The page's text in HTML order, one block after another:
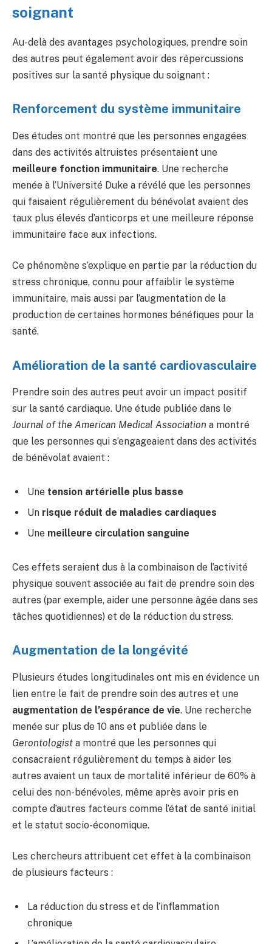
soignant
Au-delà des avantages psychologiques, prendre soin
des autres peut également avoir des répercussions
positives sur la santé physique du soignant :
Renforcement du système immunitaire
Des études ont montré que les personnes engagées
dans des activités altruistes présentaient une
meilleure fonction immunitaire. Une recherche
menée à l’Université Duke a révélé que les personnes
qui faisaient régulièrement du bénévolat avaient des
taux plus élevés d’anticorps et une meilleure réponse
immunitaire face aux infections.
Ce phénomène s’explique en partie par la réduction du
stress chronique, connu pour affaiblir le système
immunitaire, mais aussi par l’augmentation de la
production de certaines hormones bénéfiques pour la
santé.
Amélioration de la santé cardiovasculaire
Prendre soin des autres peut avoir un impact positif
sur la santé cardiaque. Une étude publiée dans le
Journal of the American Medical Association a montré
que les personnes qui s’engageaient dans des activités
de bénévolat avaient :
Une tension artérielle plus basse
Un risque réduit de maladies cardiaques
Une meilleure circulation sanguine
Ces effets seraient dus à la combinaison de l’activité
physique souvent associée au fait de prendre soin des
autres (par exemple, aider une personne âgée dans ses
tâches quotidiennes) et de la réduction du stress.
Augmentation de la longévité
Plusieurs études longitudinales ont mis en évidence un
lien entre le fait de prendre soin des autres et une
augmentation de l’espérance de vie. Une recherche
menée sur plus de 10 ans et publiée dans le
Gerontologist a montré que les personnes qui
consacraient régulièrement du temps à aider les
autres avaient un taux de mortalité inférieur de 60% à
celui des non-bénévoles, même après avoir pris en
compte d’autres facteurs comme l’état de santé initial
et le statut socio-économique.
Les chercheurs attribuent cet effet à la combinaison
de plusieurs facteurs :
La réduction du stress et de l’inflammation
chronique